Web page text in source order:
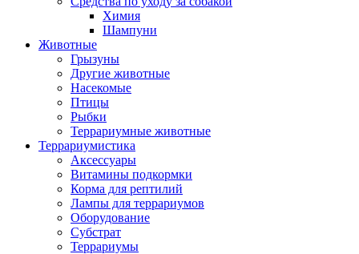
Химия
Шампуни
Животные
Грызуны
Другие животные
Насекомые
Птицы
Рыбки
Террариумные животные
Террариумистика
Аксессуары
Витамины подкормки
Корма для рептилий
Лампы для террариумов
Оборудование
Субстрат
Террариумы